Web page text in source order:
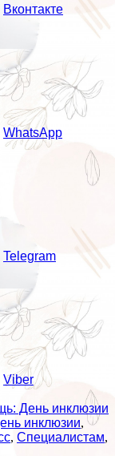
Вконтакте
WhatsApp
Telegram
Viber
День инклюзии
инклюзии,
, Специалистам,